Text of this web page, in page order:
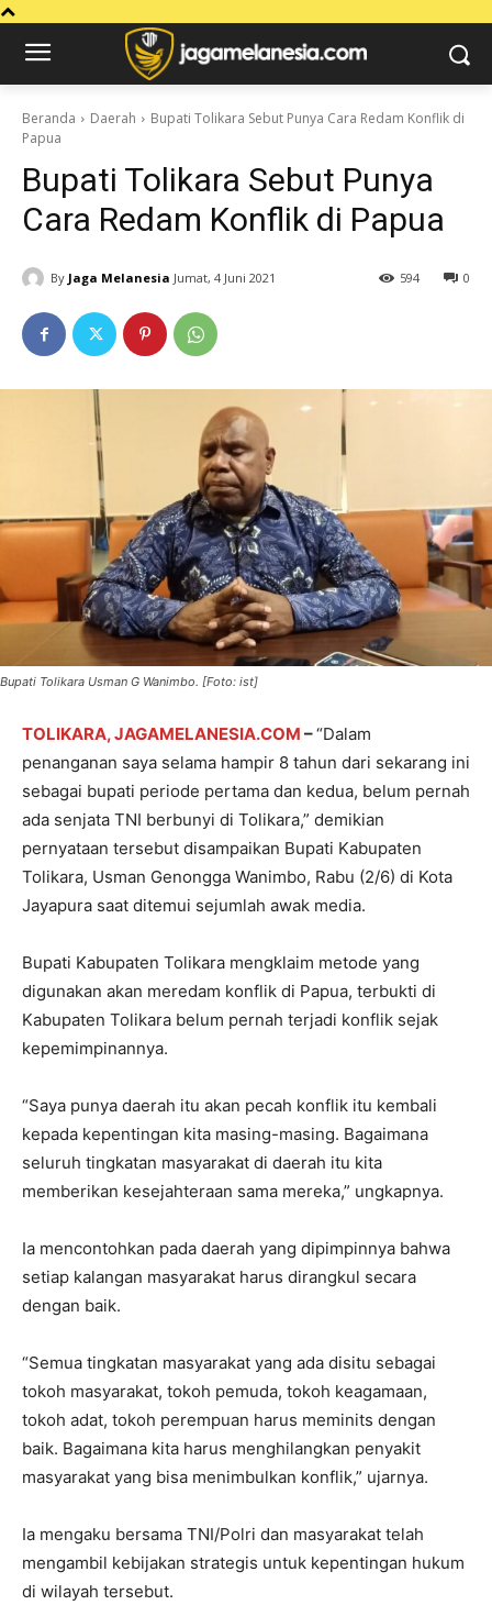
Beranda Daerah
Bupati Tolikara Sebut Punya Cara Redam Konflik di
Papua
Bupati Tolikara Sebut Punya
Cara Redam Konflik di Papua
By Jaga Melanesia Jumat, 4 Juni 2021 0
594
Bupati Tolikara Usman G Wanimbo. [Foto: ist]
TOLIKARA, JAGAMELANESIA.COM –“Dalam
penanganan saya selama hampir 8 tahun dari sekarang ini
sebagai bupati periode pertama dan kedua, belum pernah
ada senjata TNI berbunyi di Tolikara,” demikian
pernyataan tersebut disampaikan Bupati Kabupaten
Tolikara, Usman Genongga Wanimbo, Rabu (2/6) di Kota
Jayapura saat ditemui sejumlah awak media.
Bupati Kabupaten Tolikara mengklaim metode yang
digunakan akan meredam konflik di Papua, terbukti di
Kabupaten Tolikara belum pernah terjadi konflik sejak
kepemimpinannya.
“Saya punya daerah itu akan pecah konflik itu kembali
kepada kepentingan kita masing-masing. Bagaimana
seluruh tingkatan masyarakat di daerah itu kita
memberikan kesejahteraan sama mereka,” ungkapnya.
Ia mencontohkan pada daerah yang dipimpinnya bahwa
setiap kalangan masyarakat harus dirangkul secara
dengan baik.
“Semua tingkatan masyarakat yang ada disitu sebagai
tokoh masyarakat, tokoh pemuda, tokoh keagamaan,
tokoh adat, tokoh perempuan harus meminits dengan
baik. Bagaimana kita harus menghilangkan penyakit
masyarakat yang bisa menimbulkan konflik,” ujarnya.
Ia mengaku bersama TNI/Polri dan masyarakat telah
mengambil kebijakan strategis untuk kepentingan hukum
di wilayah tersebut.